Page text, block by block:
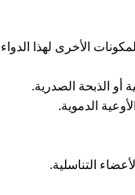
الأخرى لهذا
أو الذبحة الصدرية.
الدموية.
التناسلية.